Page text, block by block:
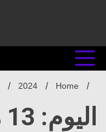
Home
2024
اليوم: 13 مارس، 2024